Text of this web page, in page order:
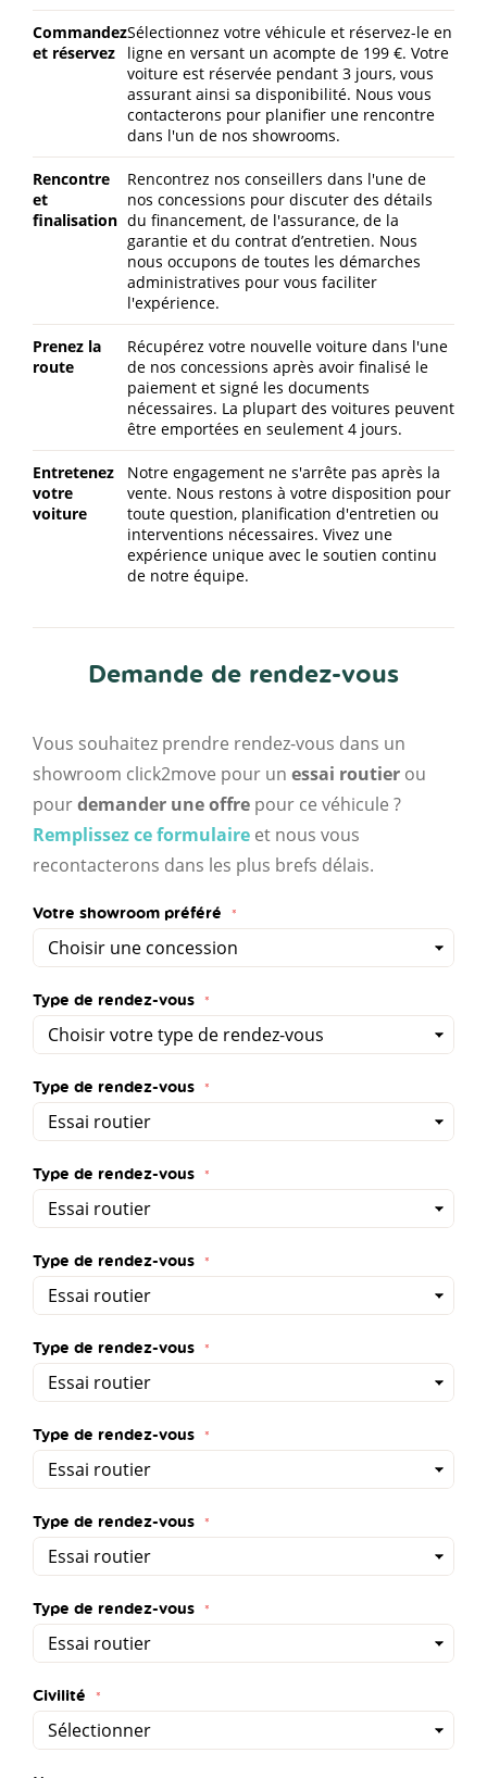
Commandez
et réservez
Sélectionnez votre véhicule et réservez-le en
ligne en versant un acompte de 199 €. Votre
voiture est réservée pendant 3 jours, vous
assurant ainsi sa disponibilité. Nous vous
contacterons pour planifier une rencontre
dans l'un de nos showrooms.
Rencontre
et
finalisation
Rencontrez nos conseillers dans l'une de
nos concessions pour discuter des détails
du financement, de l'assurance, de la
garantie et du contrat d’entretien. Nous
nous occupons de toutes les démarches
administratives pour vous faciliter
l'expérience.
Prenez la
route
Récupérez votre nouvelle voiture dans l'une
de nos concessions après avoir finalisé le
paiement et signé les documents
nécessaires. La plupart des voitures peuvent
être emportées en seulement 4 jours.
Entretenez
votre
voiture
Notre engagement ne s'arrête pas après la
vente. Nous restons à votre disposition pour
toute question, planification d'entretien ou
interventions nécessaires. Vivez une
expérience unique avec le soutien continu
de notre équipe.
Demande de rendez-vous
Vous souhaitez prendre rendez-vous dans un
showroom click2move pour un essai routier ou
pourdemander une offre pour ce véhicule ?
Remplissez ce formulaire et nous vous
recontacterons dans les plus brefs délais.
Votre showroom préféré
Type de rendez-vous
Type de rendez-vous
Type de rendez-vous
Type de rendez-vous
Type de rendez-vous
Type de rendez-vous
Type de rendez-vous
Type de rendez-vous
Civilité